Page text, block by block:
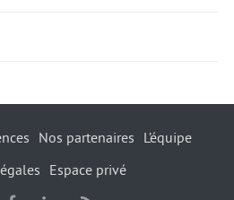
Nos partenaires
L’équipe
Espace privé